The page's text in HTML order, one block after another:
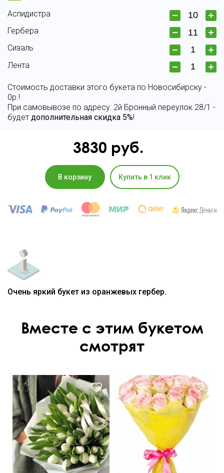
Аспидистра
Гербера
Сизаль
Лента
Стоимость доставки этого букета по Новосибирску -
0р.!
При самовывозе по адресу: 2й Бронный переулок 28/1 -
будет дополнительная скидка 5%!
3830 руб.
В корзину Купить в 1 клик
Очень яркий букет из оранжевых гербер.
Вместе с этим букетом
смотрят